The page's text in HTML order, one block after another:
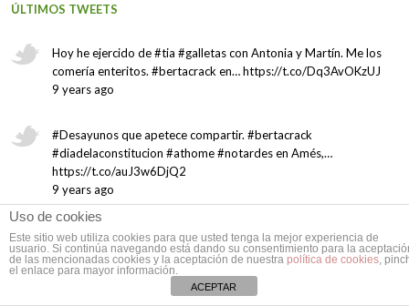
ÚLTIMOS TWEETS
Hoy he ejercido de #tia #galletas con Antonia y Martín. Me los
comería enteritos. #bertacrack en… https://t.co/Dq3AvOKzUJ
9 years ago
#Desayunos que apetece compartir. #bertacrack
#diadelaconstitucion #athome #notardes en Amés,…
https://t.co/auJ3w6DjQ2
9 years ago
Uso de cookies
Este sitio web utiliza cookies para que usted tenga la mejor experiencia de
usuario. Si continúa navegando está dando su consentimiento para la
de las mencionadas cookies y la aceptación de nuestra política de cookies,
el enlace para mayor información.
ACEPTAR